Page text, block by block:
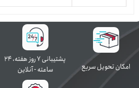
اﻣﮑﺎن ﺗﺤﻮﯾﻞ سریع
پشتیبانی ۷ روز ﻫﻔﺘﻪ، ۲۴
ﺳﺎﻋﺘﻪ - آنلاین